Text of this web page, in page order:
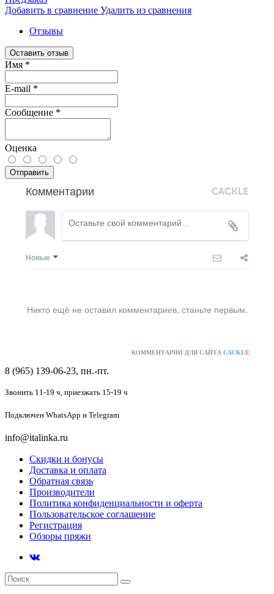
Добавить в сравнение Удалить из сравнения
Отзывы
Оставить отзыв
Имя *
E-mail *
Сообщение *
Оценка
Отправить
Комментарии
Новые
Никто ещё не оставил комментариев, станьте первым.
КОММЕНТАРИИ ДЛЯ САЙТА CACKLE
8 (965) 139-06-23, пн.-пт.
Звонить 11-19 ч, приезжать 15-19 ч
Подключен WhatsApp и Telegram
info@italinka.ru
Скидки и бонусы
Доставка и оплата
Обратная связь
Производители
Политика конфиденциальности и оферта
Пользовательское соглашение
Регистрация
Обзоры пряжи